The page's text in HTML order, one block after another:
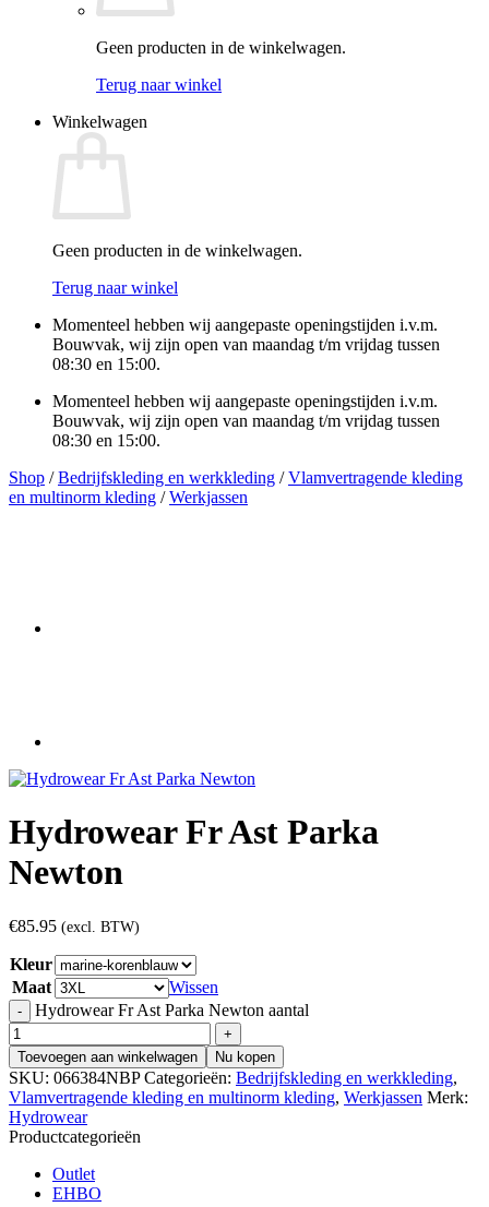
Geen producten in de winkelwagen.
Terug naar winkel
Winkelwagen
Geen producten in de winkelwagen.
Terug naar winkel
Momenteel hebben wij aangepaste openingstijden i.v.m.
Bouwvak, wij zijn open van maandag t/m vrijdag tussen
08:30 en 15:00.
Momenteel hebben wij aangepaste openingstijden i.v.m.
Bouwvak, wij zijn open van maandag t/m vrijdag tussen
08:30 en 15:00.
Shop / Bedrijfskleding en werkkleding / Vlamvertragende kleding
en multinorm kleding / Werkjassen
Hydrowear Fr Ast Parka
Newton
€85.95 (excl. BTW)
Kleur
Maat
Wissen
Hydrowear Fr Ast Parka Newton aantal
Toevoegen aan winkelwagen Nu kopen
SKU: 066384NBP Categorieën: Bedrijfskleding en werkkleding,
Vlamvertragende kleding en multinorm kleding, Werkjassen Merk:
Hydrowear
Productcategorieën
Outlet
EHBO